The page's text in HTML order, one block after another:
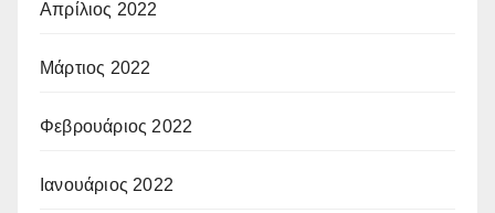
Απρίλιος 2022
Μάρτιος 2022
Φεβρουάριος 2022
Ιανουάριος 2022